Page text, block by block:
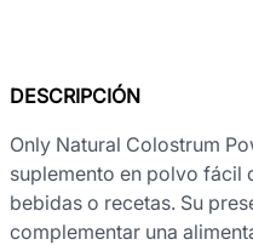
DESCRIPCIÓN
Only Natural Colostrum
suplemento en polvo fácil
bebidas o recetas. Su
complementar una